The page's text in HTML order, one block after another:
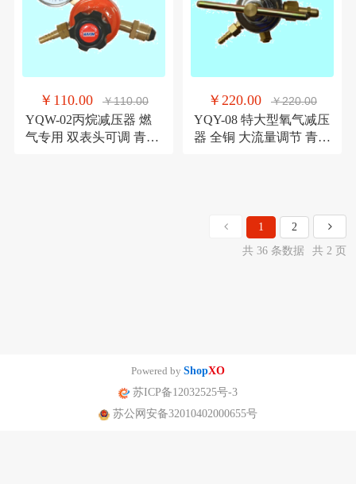
￥110.00 ￥110.00
YQW-02丙烷减压器 燃
气专用 双表头可调 青岛
￥220.00 ￥220.00
YQY-08 特大型氧气减压
器 全铜 大流量调节 青岛
1
2
共 36 条数据
共 2 页
Powered by ShopXO
苏ICP备12032525号-3
苏公网安备32010402000655号